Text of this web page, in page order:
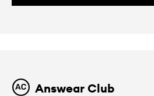
Answear Club